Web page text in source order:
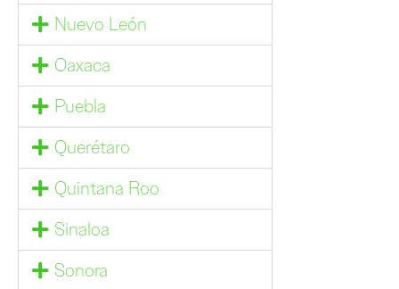
Nuevo León
Oaxaca
Puebla
Querétaro
Quintana Roo
Sinaloa
Sonora